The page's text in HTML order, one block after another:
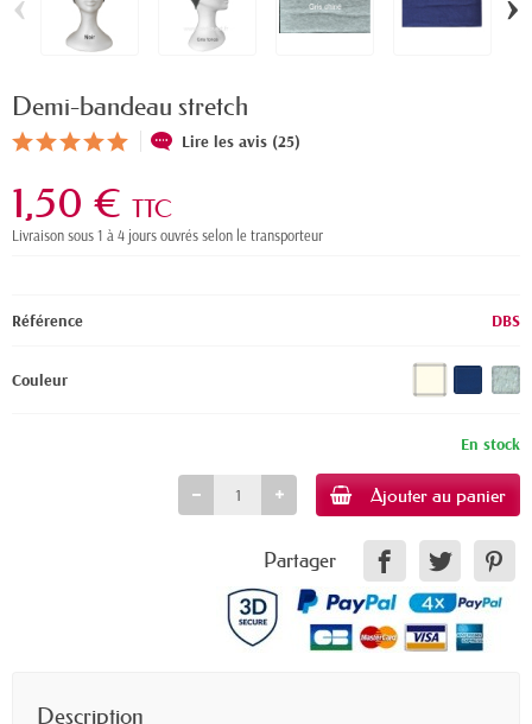
Demi-bandeau stretch
Lire les avis (25)
1,50 € TTC
Livraison sous 1 à 4 jours ouvrés selon le transporteur
Référence DBS
Couleur
En stock
Ajouter au panier
Partager
Description